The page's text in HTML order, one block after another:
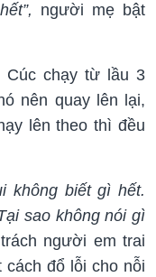
người mẹ bật
Cúc chạy từ lầu 3
nên quay lên lại,
lên theo thì đều
không biết gì hết.
sao không nói gì
người em trai
cách đổ lỗi cho nỗi